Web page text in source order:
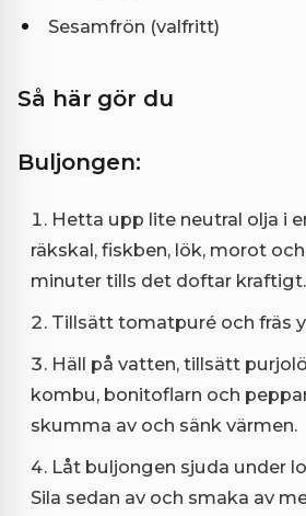
Sesamfrön (valfritt)
Så här gör du
Buljongen:
Hetta upp lite neutral olja i
räkskal, fiskben, lök, morot
minuter tills det doftar kraftigt.
Tillsätt tomatpuré och fräs
Häll på vatten, tillsätt
kombu, bonitoflarn och
skumma av och sänk värmen.
Låt buljongen sjuda under
Sila sedan av och smaka av